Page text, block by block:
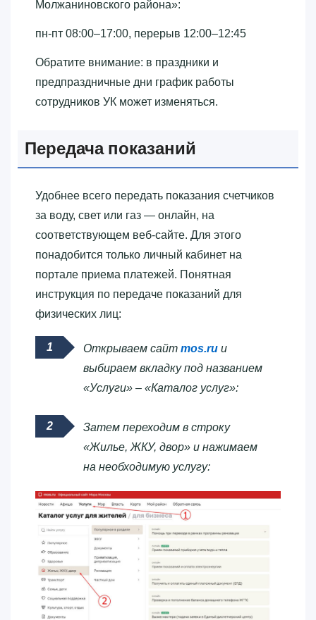
Молжаниновского района»‎:
пн-пт 08:00–17:00, перерыв 12:00–12:45
Обратите внимание: в праздники и
предпраздничные дни график работы
сотрудников УК может изменяться.
Передача показаний
Удобнее всего передать показания счетчиков
за воду, свет или газ — онлайн, на
соответствующем веб-сайте. Для этого
понадобится только личный кабинет на
портале приема платежей. Понятная
инструкция по передаче показаний для
физических лиц:
Открываем сайт mos.ru и
выбираем вкладку под названием
«Услуги» – «Каталог услуг»:
Затем переходим в строку
«Жилье, ЖКУ, двор» и нажимаем
на необходимую услугу: